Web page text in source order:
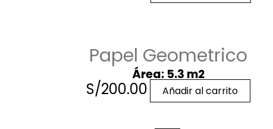
Papel Geometrico
Área: 5.3 m2
S/200.00 Añadir al carrito